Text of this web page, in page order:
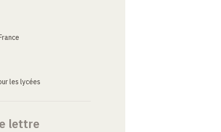
les lycées
lettre